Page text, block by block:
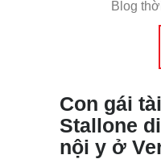
Blog
Con gái
Stallone
nội y ở